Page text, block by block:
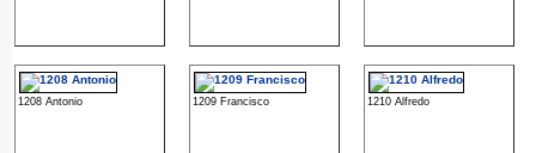
1208 Antonio 1209 Francisco 1210 Alfredo